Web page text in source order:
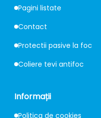
Pagini listate
Contact
Protectii pasive la foc
Coliere tevi antifoc
Informații
Politica de cookies